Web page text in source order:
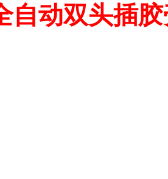
自动双头插